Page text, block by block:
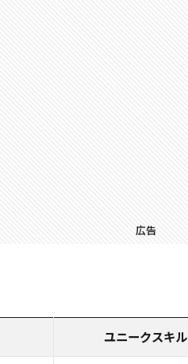
広告
ユニークスキル